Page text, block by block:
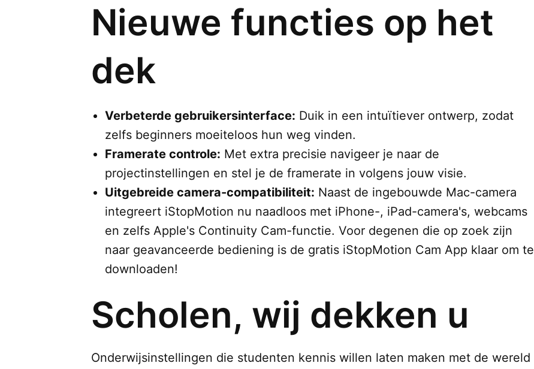
Nieuwe functies op het
dek
Verbeterde gebruikersinterface: Duik in een intuïtiever ontwerp, zodat
zelfs beginners moeiteloos hun weg vinden.
Framerate controle: Met extra precisie navigeer je naar de
projectinstellingen en stel je de framerate in volgens jouw visie.
Uitgebreide camera-compatibiliteit: Naast de ingebouwde Mac-camera
integreert iStopMotion nu naadloos met iPhone-, iPad-camera's, webcams
en zelfs Apple's Continuity Cam-functie. Voor degenen die op zoek zijn
naar geavanceerde bediening is de gratis iStopMotion Cam App klaar om te
downloaden!
Scholen, wij dekken u
Onderwijsinstellingen die studenten kennis willen laten maken met de wereld